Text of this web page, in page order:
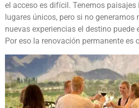
el acceso es difícil. Tenemos
lugares únicos, pero si no generamos
nuevas experiencias el destino puede
Por eso la renovación permanente es